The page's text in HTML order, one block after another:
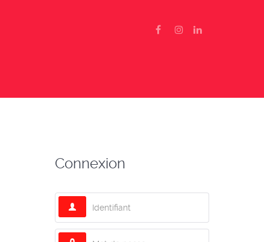
Connexion
Identifiant